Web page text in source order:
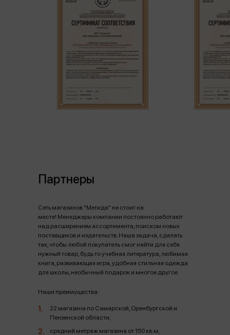
Партнеры
Сеть магазинов "Метида" не стоит на
месте! Менеджеры компании постоянно работают
над расширением ассортимента, поиском новых
поставщиков и издательств. Наша задача, сделать
так, чтобы любой покупатель смог найти для себя
нужный товар, будь то учебная литература, любимая
книга, развивающая игра, удобная стильная одежда
для школы, необычный подарок и многое другое.
Наши преимущества:
22 магазина по Самарской, Оренбургской и
Пензенской области;
средний метраж магазина от 150 кв.м;